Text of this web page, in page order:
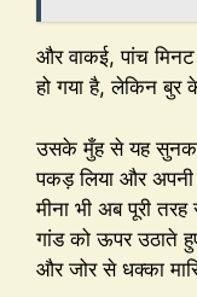
और वाकई, पांच
हो गया है, लेकिन बुर
उसके मुँह से यह
पकड़ लिया और अपनी
मीना भी अब पूरी
गांड को ऊपर उठाते
और जोर से धक्का